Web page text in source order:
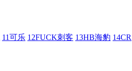
11可乐 12FUCK刺客 13HB海豹 14CR